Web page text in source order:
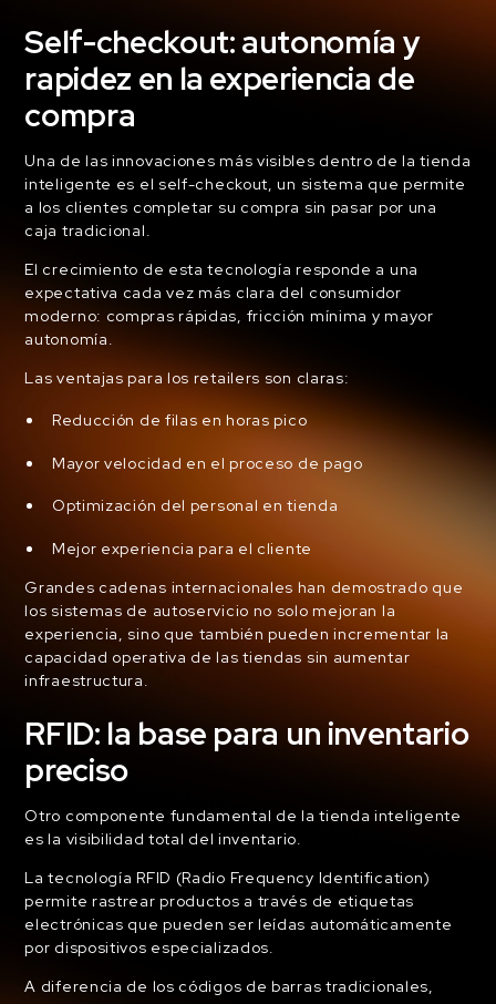
Self-checkout: autonomía y
rapidez en la experiencia de
compra
Una de las innovaciones más visibles dentro de la tienda
inteligente es el self-checkout, un sistema que permite
a los clientes completar su compra sin pasar por una
caja tradicional.
El crecimiento de esta tecnología responde a una
expectativa cada vez más clara del consumidor
moderno: compras rápidas, fricción mínima y mayor
autonomía.
Las ventajas para los retailers son claras:
Reducción de filas en horas pico
Mayor velocidad en el proceso de pago
Optimización del personal en tienda
Mejor experiencia para el cliente
Grandes cadenas internacionales han demostrado que
los sistemas de autoservicio no solo mejoran la
experiencia, sino que también pueden incrementar la
capacidad operativa de las tiendas sin aumentar
infraestructura.
RFID: la base para un inventario
preciso
Otro componente fundamental de la tienda inteligente
es la visibilidad total del inventario.
La tecnología RFID (Radio Frequency Identification)
permite rastrear productos a través de etiquetas
electrónicas que pueden ser leídas automáticamente
por dispositivos especializados.
A diferencia de los códigos de barras tradicionales,